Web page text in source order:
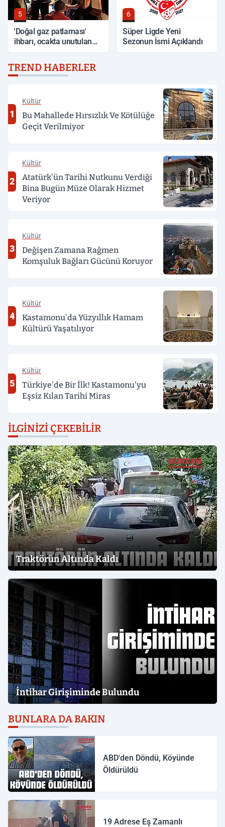
5
'Doğal gaz patlaması'
ihbarı, ocakta unutulan
6
Süper Ligde Yeni
Sezonun İsmi Açıklandı
TREND HABERLER
1
Kültür
Bu Mahallede Hırsızlık Ve Kötülüğe
Geçit Verilmiyor
2
Kültür
Atatürk'ün Tarihi Nutkunu Verdiği
Bina Bugün Müze Olarak Hizmet
Veriyor
3
Kültür
Değişen Zamana Rağmen
Komşuluk Bağları Gücünü Koruyor
4
Kültür
Kastamonu'da Yüzyıllık Hamam
Kültürü Yaşatılıyor
5
Kültür
Türkiye'de Bir İlk! Kastamonu'yu
Eşsiz Kılan Tarihi Miras
İLGINIZI ÇEKEBILIR
Traktörün Altında Kaldı
İntihar Girişiminde Bulundu
BUNLARA DA BAKIN
ABD'den Döndü, Köyünde
Öldürüldü
19 Adrese Eş Zamanlı